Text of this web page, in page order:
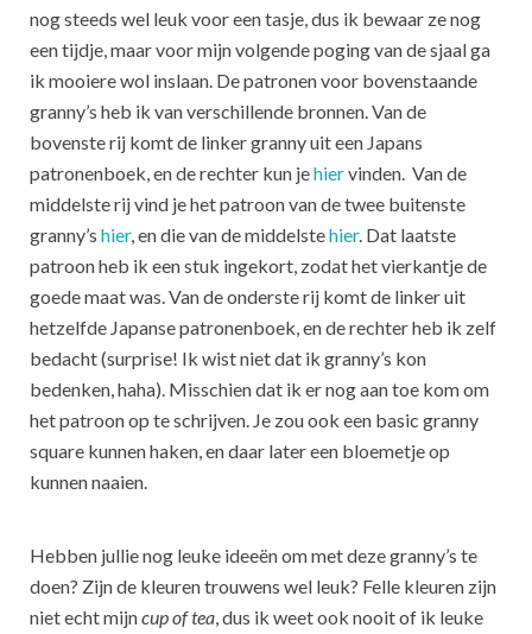
nog steeds wel leuk voor een tasje, dus ik bewaar ze nog
een tijdje, maar voor mijn volgende poging van de sjaal ga
ik mooiere wol inslaan. De patronen voor bovenstaande
granny’s heb ik van verschillende bronnen. Van de
bovenste rij komt de linker granny uit een Japans
patronenboek, en de rechter kun jehiervinden. Van de
middelste rij vind je het patroon van de twee buitenste
granny’s hier, en die van de middelstehier. Dat laatste
patroon heb ik een stuk ingekort, zodat het vierkantje de
goede maat was. Van de onderste rij komt de linker uit
hetzelfde Japanse patronenboek, en de rechter heb ik zelf
bedacht (surprise! Ik wist niet dat ik granny’s kon
bedenken, haha). Misschien dat ik er nog aan toe kom om
het patroon op te schrijven. Je zou ook een basic granny
square kunnen haken, en daar later een bloemetje op
kunnen naaien.
Hebben jullie nog leuke ideeën om met deze granny’s te
doen? Zijn de kleuren trouwens wel leuk? Felle kleuren zijn
niet echt mijncup of tea , dus ik weet ook nooit of ik leuke